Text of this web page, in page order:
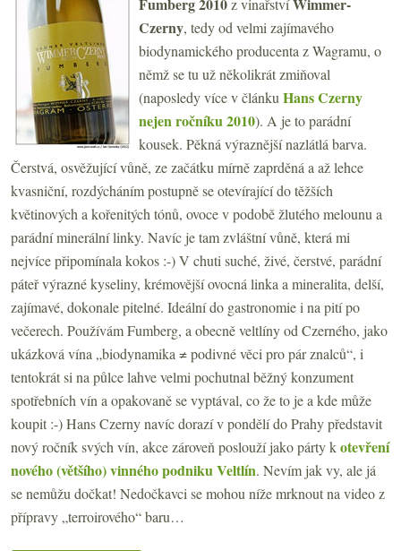
Czerny, tedy od velmi zajímavého
biodynamického producenta z Wagramu, o
němž se tu už několikrát zmiňoval
(naposledy více v článku Hans Czerny
nejen ročníku 2010). A je to parádní
kousek. Pěkná výraznější nazlátlá barva.
Čerstvá, osvěžující vůně, ze začátku mírně zaprděná a až lehce
kvasniční, rozdýcháním postupně se otevírající do těžších
květinových a kořenitých tónů, ovoce v podobě žlutého melounu a
parádní minerální linky. Navíc je tam zvláštní vůně, která mi
nejvíce připomínala kokos :-) V chuti suché, živé, čerstvé, parádní
páteř výrazné kyseliny, krémovější ovocná linka a mineralita, delší,
zajímavé, dokonale pitelné. Ideální do gastronomie i na pití po
večerech. Používám Fumberg, a obecně veltlíny od Czerného, jako
ukázková vína „biodynamika ≠ podivné věci pro pár znalců“, i
tentokrát si na půlce lahve velmi pochutnal běžný konzument
spotřebních vín a opakovaně se vyptával, co že to je a kde může
koupit :-) Hans Czerny navíc dorazí v pondělí do Prahy představit
nový ročník svých vín, akce zároveň poslouží jako párty kotevření
nového (většího) vinného podniku Veltlín. Nevím jak vy, ale já
se nemůžu dočkat! Nedočkavci se mohou níže mrknout na video z
přípravy „terroirového“ baru…